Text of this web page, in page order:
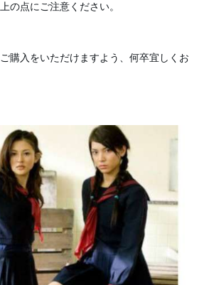
の点にご注意ください。
購入をいただけますよう、何卒宜しくお